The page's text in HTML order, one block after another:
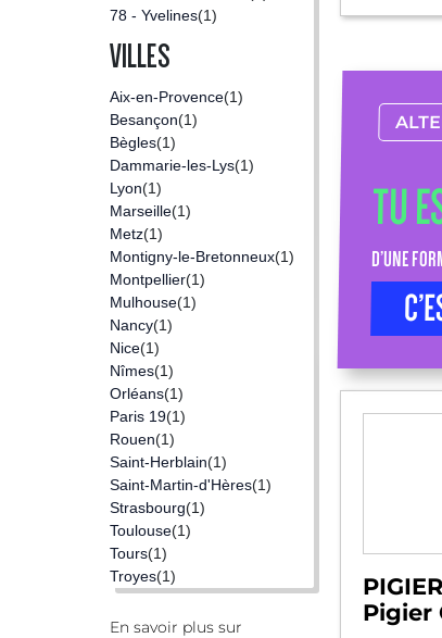
78 - Yvelines(1)
VILLES
Aix-en-Provence(1)
Besançon(1)
Bègles(1)
Dammarie-les-Lys(1)
Lyon(1)
Marseille(1)
Metz(1)
Montigny-le-Bretonneux(1)
Montpellier(1)
Mulhouse(1)
Nancy(1)
Nice(1)
Nîmes(1)
Orléans(1)
Paris 19(1)
Rouen(1)
Saint-Herblain(1)
Saint-Martin-d'Hères(1)
Strasbourg(1)
Toulouse(1)
Tours(1)
Troyes(1)
En savoir plus sur
TU
D’UNE
Pigier